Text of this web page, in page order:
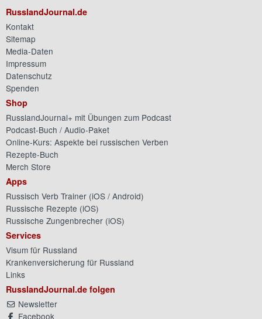
RusslandJournal.de
Kontakt
Sitemap
Media-Daten
Impressum
Datenschutz
Spenden
Shop
RusslandJournal+ mit Übungen zum Podcast
Podcast-Buch / Audio-Paket
Online-Kurs: Aspekte bei russischen Verben
Rezepte-Buch
Merch Store
Apps
Russisch Verb Trainer (iOS / Android)
Russische Rezepte (iOS)
Russische Zungenbrecher (iOS)
Services
Visum für Russland
Krankenversicherung für Russland
Links
RusslandJournal.de folgen
Newsletter
Facebook